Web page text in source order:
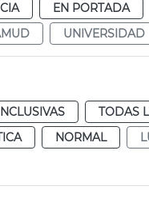
EN PORTADA
UNIVERSIDAD
TODAS
NORMAL